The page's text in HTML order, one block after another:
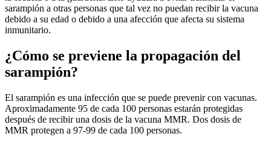
sarampión a otras personas que tal vez no puedan recibir la vacuna
debido a su edad o debido a una afección que afecta su sistema
inmunitario.
¿Cómo se previene la propagación del
sarampión?
El sarampión es una infección que se puede prevenir con vacunas.
Aproximadamente 95 de cada 100 personas estarán protegidas
después de recibir una dosis de la vacuna MMR. Dos dosis de
MMR protegen a 97-99 de cada 100 personas.